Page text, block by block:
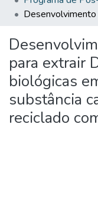
Busca Facetada
Estatísticas
Autoarquivamento
Sobre o RI-UFCSPA
FAQ
para extrair
biológicas
substância
reciclado